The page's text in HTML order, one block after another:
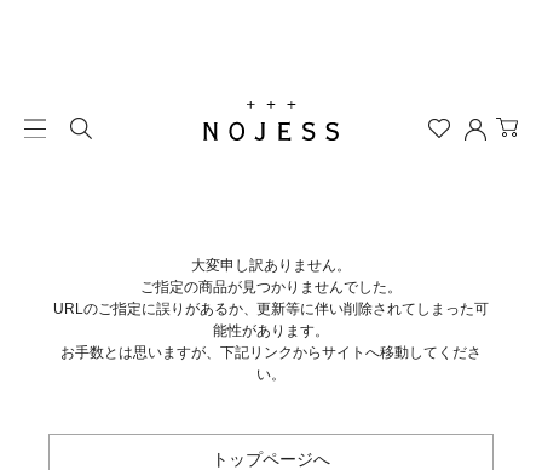
大変申し訳ありません。
ご指定の商品が見つかりませんでした。
URLのご指定に誤りがあるか、更新等に伴い削除されてしまった可
能性があります。
お手数とは思いますが、下記リンクからサイトへ移動してくださ
い。
トップページへ